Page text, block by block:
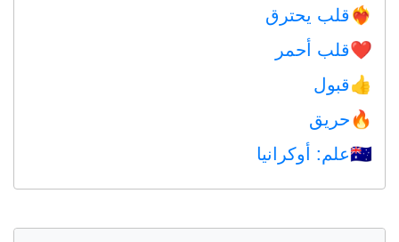
❤️‍🔥 قلب يحترق
❤️قلب أحمر
👍قبول
🔥حريق
🇺🇦علم: أوكرانيا